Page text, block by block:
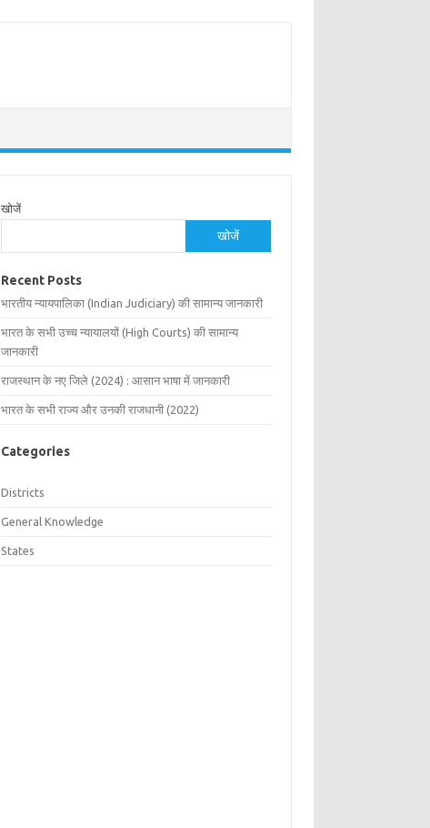
खोजें
खोजें
Recent Posts
भारतीय न्यायपालिका (Indian Judiciary) की सामान्य जानकारी
भारत के सभी उच्च न्यायालयों (High Courts) की सामान्य
जानकारी
राजस्थान के नए जिले (2024) : आसान भाषा में जानकारी
भारत के सभी राज्य और उनकी राजधानी (2022)
Categories
Districts
General Knowledge
States